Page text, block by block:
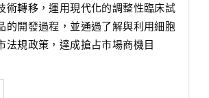
術轉移，運用現代化的調整性臨床試
的開發過程，並通過了解與利用細胞
法規政策，達成搶占市場商機目